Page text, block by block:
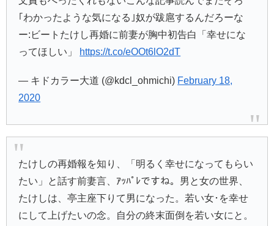
｢わかったような気になる｣奴が跋扈するんだろーな
ー:ビートたけし再婚に前妻が胸中初告白「幸せにな
ってほしい」
https://t.co/eOOt6lO2dT
— キドカラー大道 (@kdcl_ohmichi) February 18,
2020
たけしの再婚報を知り、「明るく幸せになってもらい
たい」と話す前妻言、ｱｯﾊﾟﾚですね。男と女の世界、
たけしは、亭主座下りて男になった。若い女･を幸せ
にして上げたいの念。自分の終末面倒を若い女にと。